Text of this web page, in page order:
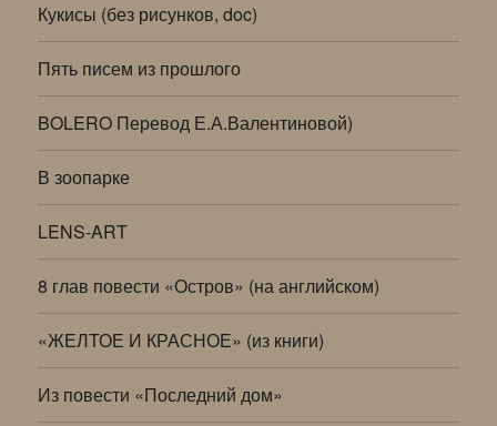
Кукисы (без рисунков, doc)
Пять писем из прошлого
BOLERO Перевод Е.А.Валентиновой)
В зоопарке
LENS-ART
8 глав повести «Остров» (на английском)
«ЖЕЛТОЕ И КРАСНОЕ» (из книги)
Из повести «Последний дом»